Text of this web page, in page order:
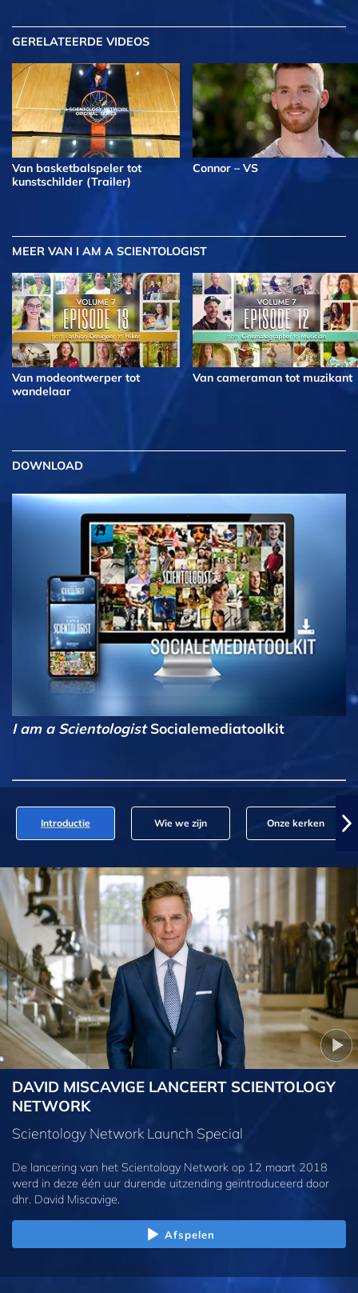
GERELATEERDE VIDEOS
Van basketbalspeler tot
kunstschilder (Trailer)
Connor – VS
MEER VAN I AM A SCIENTOLOGIST
Van modeontwerper tot
wandelaar
Van cameraman tot muzikant
DOWNLOAD
I am a ScientologistSocialemediatoolkit
Introductie Wie we zijn Onze kerken
DAVID MISCAVIGE LANCEERT SCIENTOLOGY
NETWORK
Scientology Network Launch Special
De lancering van het Scientology Network op 12 maart 2018
werd in deze één uur durende uitzending geïntroduceerd door
dhr. David Miscavige.
Afspelen